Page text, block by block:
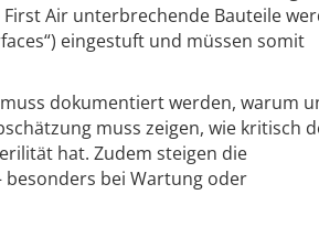
Air unterbrechende Bauteile
eingestuft und müssen somit
dokumentiert werden, warum
muss zeigen, wie kritisch
hat. Zudem steigen die
bei Wartung oder